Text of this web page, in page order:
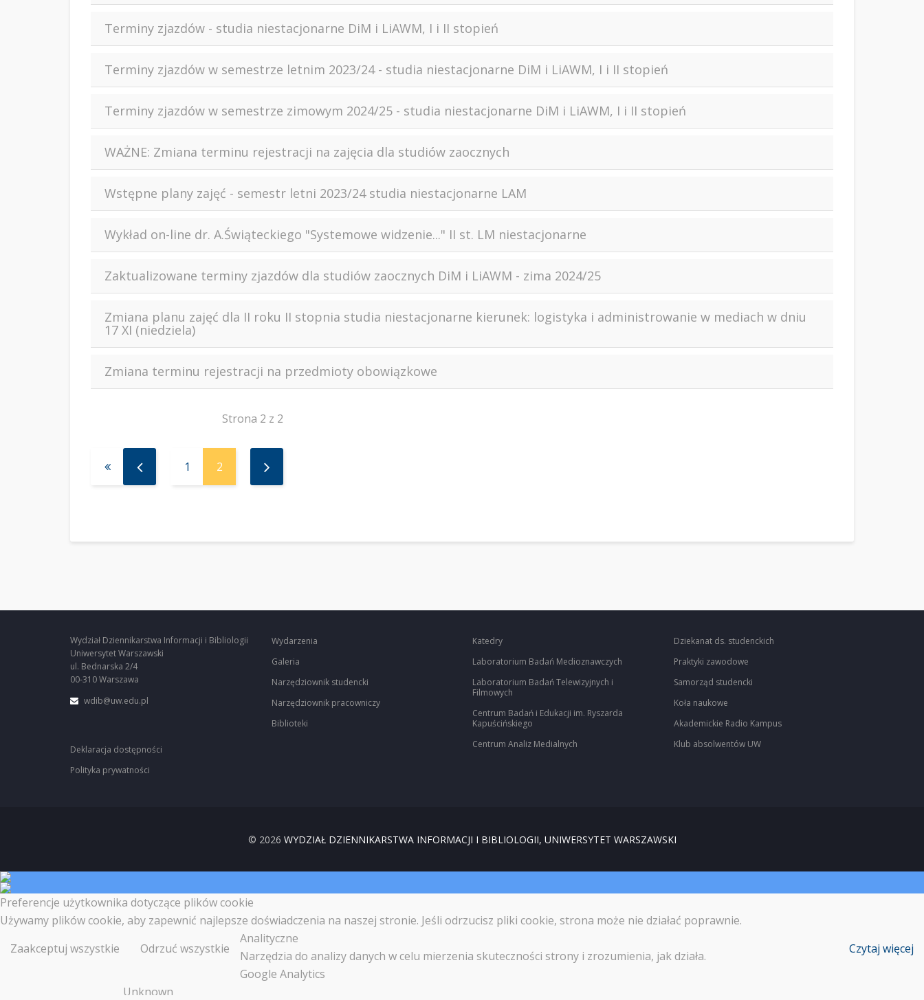
Terminy zjazdów - studia niestacjonarne DiM i LiAWM, I i II stopień
Terminy zjazdów w semestrze letnim 2023/24 - studia niestacjonarne DiM i LiAWM, I i II stopień
Terminy zjazdów w semestrze zimowym 2024/25 - studia niestacjonarne DiM i LiAWM, I i II stopień
WAŻNE: Zmiana terminu rejestracji na zajęcia dla studiów zaocznych
Wstępne plany zajęć - semestr letni 2023/24 studia niestacjonarne LAM
Wykład on-line dr. A.Świąteckiego "Systemowe widzenie..." II st. LM niestacjonarne
Zaktualizowane terminy zjazdów dla studiów zaocznych DiM i LiAWM - zima 2024/25
Zmiana planu zajęć dla II roku II stopnia studia niestacjonarne kierunek: logistyka i administrowanie w mediach w dniu
17 XI (niedziela)
Zmiana terminu rejestracji na przedmioty obowiązkowe
Strona 2 z 2
1 2
Wydział Dziennikarstwa Informacji i Bibliologii
Uniwersytet Warszawski
ul. Bednarska 2/4
00-310 Warszawa
wdib@uw.edu.pl
Deklaracja dostępności
Polityka prywatności
Wydarzenia
Galeria
Narzędziownik studencki
Narzędziownik pracowniczy
Biblioteki
Katedry
Laboratorium Badań Medioznawczych
Laboratorium Badań Telewizyjnych i
Filmowych
Centrum Badań i Edukacji im. Ryszarda
Kapuścińskiego
Centrum Analiz Medialnych
Dziekanat ds. studenckich
Praktyki zawodowe
Samorząd studencki
Koła naukowe
Akademickie Radio Kampus
Klub absolwentów UW
© 2026 WYDZIAŁ DZIENNIKARSTWA INFORMACJI I BIBLIOLOGII, UNIWERSYTET WARSZAWSKI
Preferencje użytkownika dotyczące plików cookie
Używamy plików cookie, aby zapewnić najlepsze doświadczenia na naszej stronie. Jeśli odrzucisz pliki cookie, strona może nie działać poprawnie.
Zaakceptuj wszystkie
Odrzuć wszystkie Czytaj więcej
Analityczne
Narzędzia do analizy danych w celu mierzenia skuteczności strony i zrozumienia, jak działa.
Google Analytics
Unknown